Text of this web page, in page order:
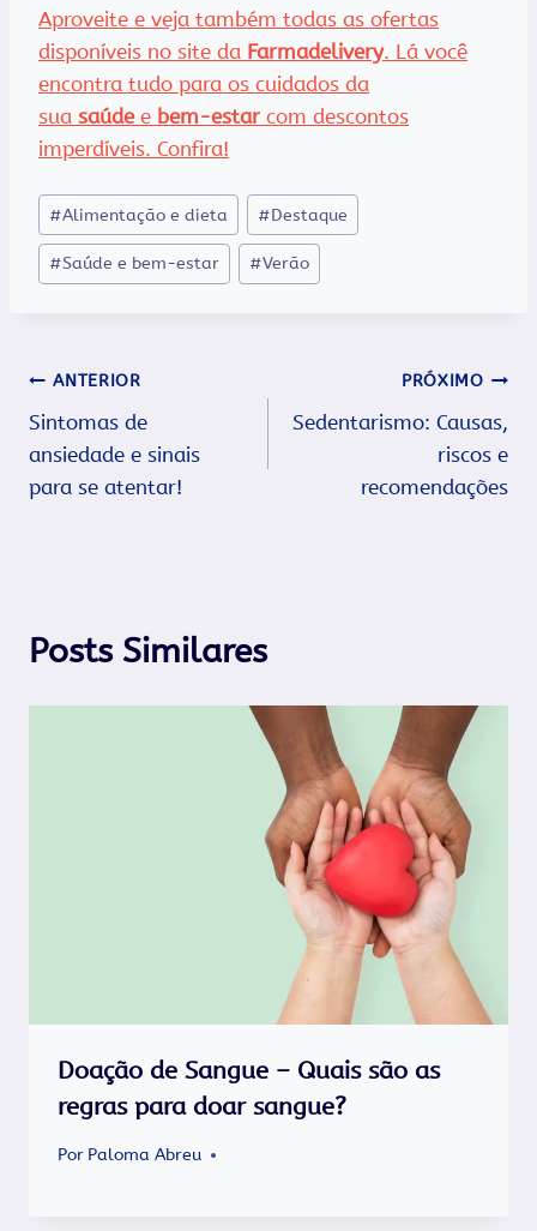
Aproveite e veja também todas as ofertas
disponíveis no site da Farmadelivery. Lá você
encontra tudo para os cuidados da
sua saúde e bem-estarcom descontos
imperdíveis. Confira!
Tags
do
Post:
#Alimentação e dieta #Destaque
#Saúde e bem-estar #Verão
Navegação
de
Post
ANTERIOR
Sintomas de
ansiedade e sinais
para se atentar!
PRÓXIMO
Sedentarismo: Causas,
riscos e
recomendações
Posts Similares
Doação de Sangue – Quais são as
regras para doar sangue?
Por Paloma Abreu